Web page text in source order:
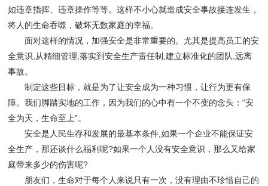
如违章指挥、违章操作等等。这样不小心就造成安全事故接连发生，
将人的生命吞噬，破坏无数家庭的幸福。
面对这样的情况，加强安全是非常重要的。尤其是提高员工的安
全意识,从精细管理,落实到安全生产责任制,建立标准化的团队,远离
事故。
制定这些目标，就是为了让安全成为一种习惯，让行为更有保
障。我们脚踏实地的工作，因为我们的心中有一个不变的念头：“安
全为天，生命至上”。
安全是人民生存和发展的最基本条件,如果一个企业不能保证安
全生产，那还谈什么福利呢?如果一个人没有安全意识，那么又给家
庭带来多少的伤害呢?
朋友们，生命对于每个人来说只有一次，没有理由不珍惜自己的